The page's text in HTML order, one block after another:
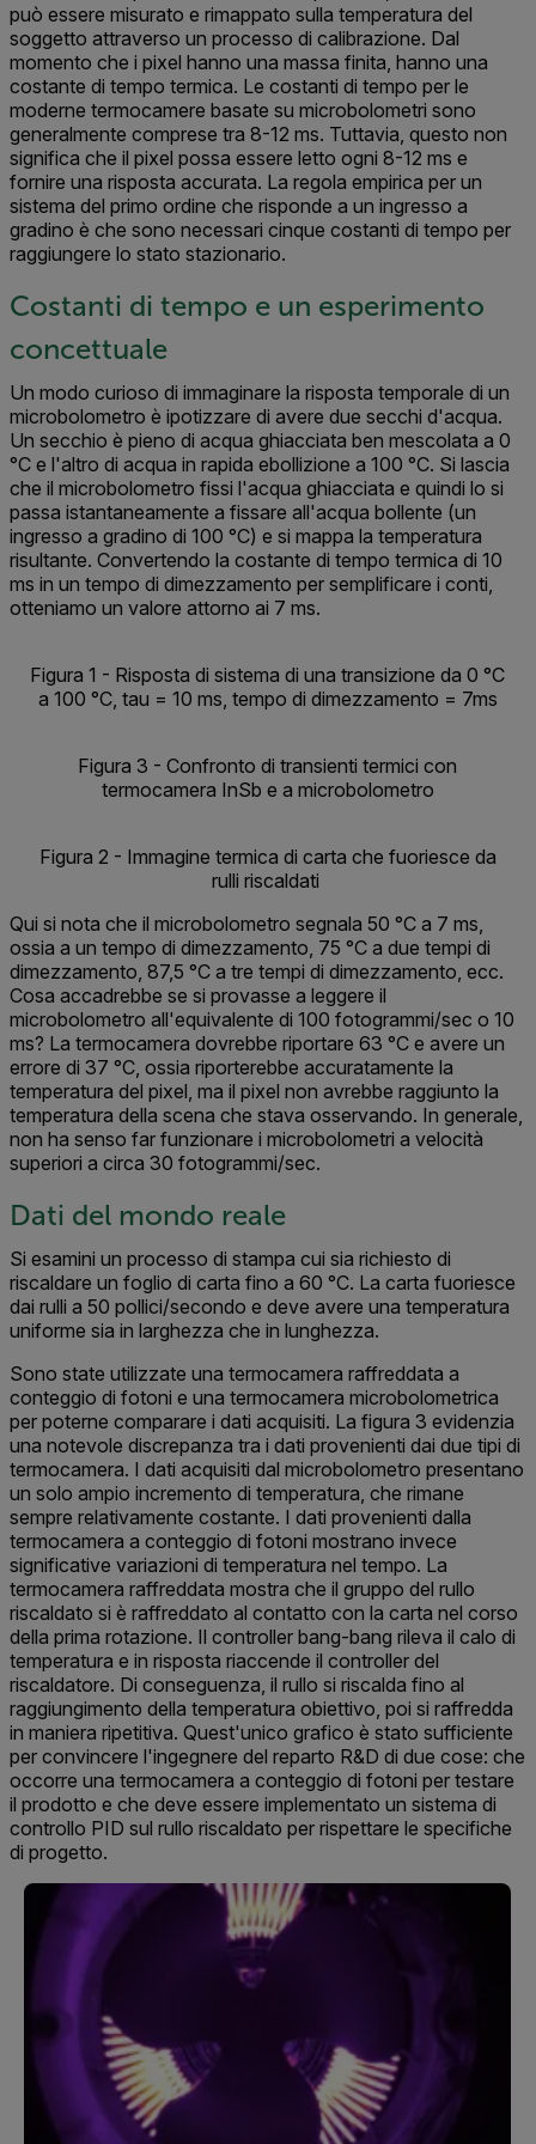
può essere misurato e rimappato sulla temperatura del
soggetto attraverso un processo di calibrazione. Dal
momento che i pixel hanno una massa finita, hanno una
costante di tempo termica. Le costanti di tempo per le
moderne termocamere basate su microbolometri sono
generalmente comprese tra 8-12 ms. Tuttavia, questo non
significa che il pixel possa essere letto ogni 8-12 ms e
fornire una risposta accurata. La regola empirica per un
sistema del primo ordine che risponde a un ingresso a
gradino è che sono necessari cinque costanti di tempo per
raggiungere lo stato stazionario.
Costanti di tempo e un esperimento
concettuale
Un modo curioso di immaginare la risposta temporale di un
microbolometro è ipotizzare di avere due secchi d'acqua.
Un secchio è pieno di acqua ghiacciata ben mescolata a 0
°C e l'altro di acqua in rapida ebollizione a 100 °C. Si lascia
che il microbolometro fissi l'acqua ghiacciata e quindi lo si
passa istantaneamente a fissare all'acqua bollente (un
ingresso a gradino di 100 °C) e si mappa la temperatura
risultante. Convertendo la costante di tempo termica di 10
ms in un tempo di dimezzamento per semplificare i conti,
otteniamo un valore attorno ai 7 ms.
Figura 1 - Risposta di sistema di una transizione da 0 °C
a 100 °C, tau = 10 ms, tempo di dimezzamento = 7ms
Figura 3 - Confronto di transienti termici con
termocamera InSb e a microbolometro
Figura 2 - Immagine termica di carta che fuoriesce da
rulli riscaldati
Qui si nota che il microbolometro segnala 50 °C a 7 ms,
ossia a un tempo di dimezzamento, 75 °C a due tempi di
dimezzamento, 87,5 °C a tre tempi di dimezzamento, ecc.
Cosa accadrebbe se si provasse a leggere il
microbolometro all'equivalente di 100 fotogrammi/sec o 10
ms? La termocamera dovrebbe riportare 63 °C e avere un
errore di 37 °C, ossia riporterebbe accuratamente la
temperatura del pixel, ma il pixel non avrebbe raggiunto la
temperatura della scena che stava osservando. In generale,
non ha senso far funzionare i microbolometri a velocità
superiori a circa 30 fotogrammi/sec.
Dati del mondo reale
Si esamini un processo di stampa cui sia richiesto di
riscaldare un foglio di carta fino a 60 °C. La carta fuoriesce
dai rulli a 50 pollici/secondo e deve avere una temperatura
uniforme sia in larghezza che in lunghezza.
Sono state utilizzate una termocamera raffreddata a
conteggio di fotoni e una termocamera microbolometrica
per poterne comparare i dati acquisiti. La figura 3 evidenzia
una notevole discrepanza tra i dati provenienti dai due tipi di
termocamera. I dati acquisiti dal microbolometro presentano
un solo ampio incremento di temperatura, che rimane
sempre relativamente costante. I dati provenienti dalla
termocamera a conteggio di fotoni mostrano invece
significative variazioni di temperatura nel tempo. La
termocamera raffreddata mostra che il gruppo del rullo
riscaldato si è raffreddato al contatto con la carta nel corso
della prima rotazione. Il controller bang-bang rileva il calo di
temperatura e in risposta riaccende il controller del
riscaldatore. Di conseguenza, il rullo si riscalda fino al
raggiungimento della temperatura obiettivo, poi si raffredda
in maniera ripetitiva. Quest'unico grafico è stato sufficiente
per convincere l'ingegnere del reparto R&D di due cose: che
occorre una termocamera a conteggio di fotoni per testare
il prodotto e che deve essere implementato un sistema di
controllo PID sul rullo riscaldato per rispettare le specifiche
di progetto.